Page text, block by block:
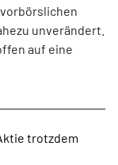
unverändert.
auf eine
trotzdem